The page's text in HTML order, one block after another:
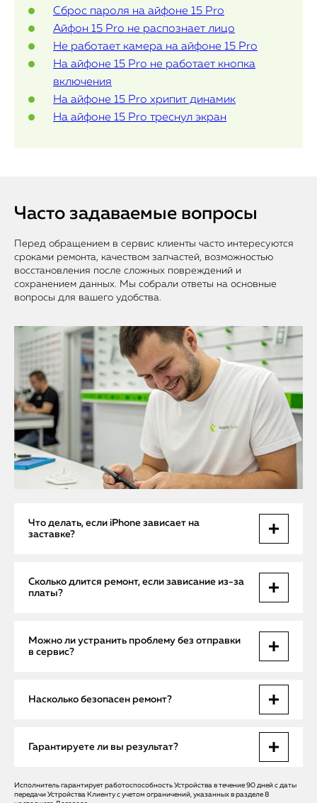
Сброс пароля на айфоне 15 Pro
Айфон 15 Pro не распознает лицо
Не работает камера на айфоне 15 Pro
На айфоне 15 Pro не работает кнопка
включения
На айфоне 15 Pro хрипит динамик
На айфоне 15 Pro треснул экран
Часто задаваемые вопросы
Перед обращением в сервис клиенты часто интересуются
сроками ремонта, качеством запчастей, возможностью
восстановления после сложных повреждений и
сохранением данных. Мы собрали ответы на основные
вопросы для вашего удобства.
Что делать, если iPhone зависает на
заставке?
Это может быть сбой прошивки. Мы сможем восстановить
систему, не потеряв ваши данные, если включено
Сколько длится ремонт, если зависание из-за
платы?
Если проблема в «железе», ремонт может занять до 1–2
дней. Если причина в системе — до 1 часа.
Можно ли устранить проблему без отправки
в сервис?
остальных случаях нужен сервисный центр.
Насколько безопасен ремонт?
оборудование и оригинальные компоненты. Ваши
Гарантируете ли вы результат?
Да. На любой вид ремонта мы предоставляем
Исполнитель гарантирует работоспособность Устройства в течение 90 дней с даты
передачи Устройства Клиенту с учетом ограничений, указанных в разделе 8